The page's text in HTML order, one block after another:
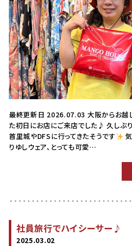
最終更新日 2026.07.03 大阪からお越
た初日にお店にご来店でした♪ 久しぶ
首里城やDFSに行ってきたそうです
りゆしウェア、とっても可愛…
社員旅行でハイシーサー♪
2025.03.02